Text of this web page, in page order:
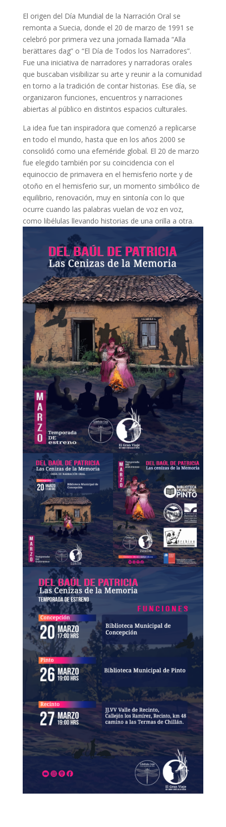
El origen del Día Mundial de la Narración Oral se
remonta a Suecia, donde el 20 de marzo de 1991 se
celebró por primera vez una jornada llamada “Alla
berättares dag” o “El Día de Todos los Narradores”.
Fue una iniciativa de narradores y narradoras orales
que buscaban visibilizar su arte y reunir a la comunidad
en torno a la tradición de contar historias. Ese día, se
organizaron funciones, encuentros y narraciones
abiertas al público en distintos espacios culturales.
La idea fue tan inspiradora que comenzó a replicarse
en todo el mundo, hasta que en los años 2000 se
consolidó como una efeméride global. El 20 de marzo
fue elegido también por su coincidencia con el
equinoccio de primavera en el hemisferio norte y de
otoño en el hemisferio sur, un momento simbólico de
equilibrio, renovación, muy en sintonía con lo que
ocurre cuando las palabras vuelan de voz en voz,
como libélulas llevando historias de una orilla a otra.